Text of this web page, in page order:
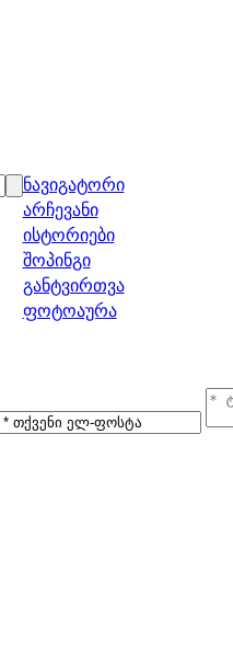
ნავიგატორი
არჩევანი
ისტორიები
შოპინგი
განტვირთვა
ფოტოაურა